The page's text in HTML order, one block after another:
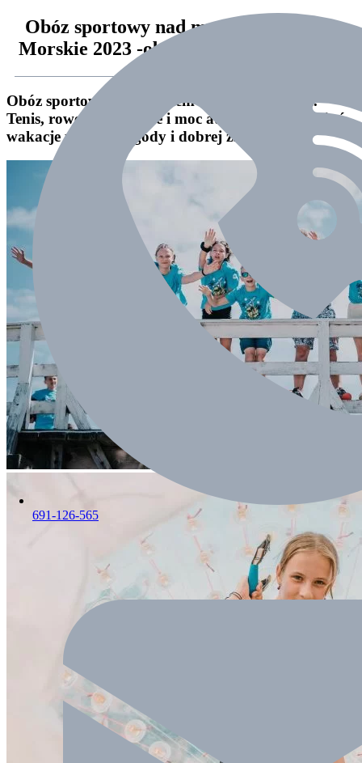
691-126-565
Obóz sportowy nad morzem-Ustronie
Morskie 2023 -obóz pływacko-tenisowy
Obóz sportowy nad morzem-Ustronie Morskie.
Tenis, rowery, pływanie i moc atrakcji, aby przeżyć
wakacje pełne przygody i dobrej zabawy.